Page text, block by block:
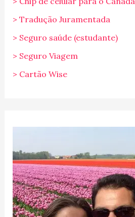
> Tradução Juramentada
> Seguro saúde (estudante)
> Seguro Viagem
> Cartão Wise